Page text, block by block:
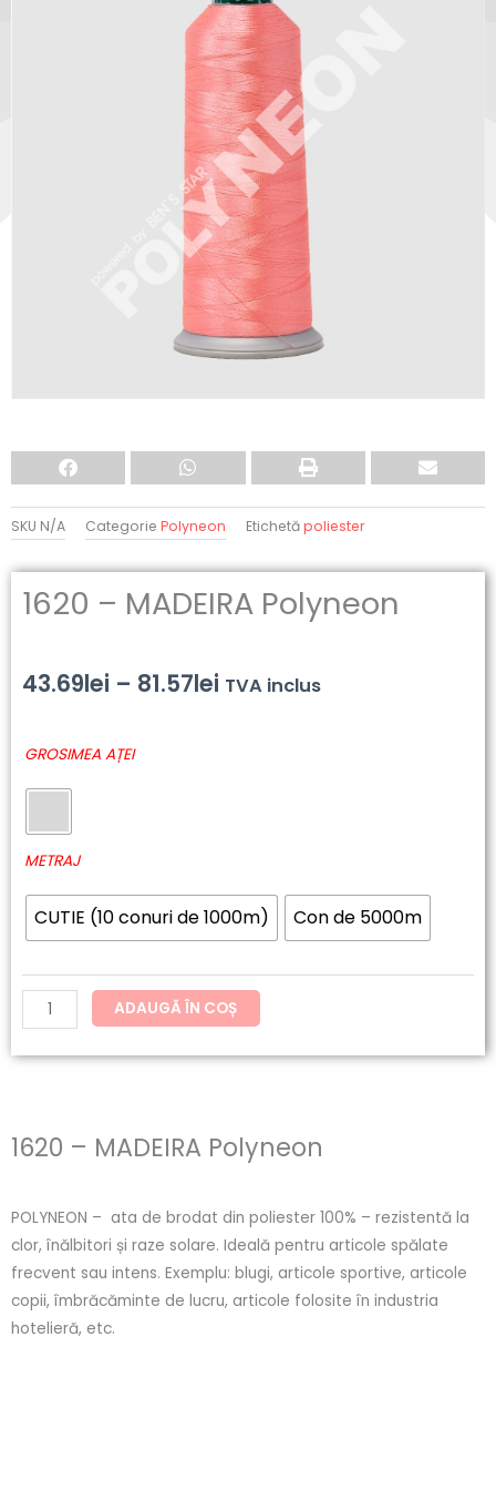
SKU N/A Categorie Polyneon Etichetăpoliester
1620 – MADEIRA Polyneon
43.69lei – 81.57lei Interval
la
81.57lei
TVA inclus
GROSIMEA AȚEI
METRAJ
CUTIE (10 conuri de 1000m) Con de 5000m
Cantitate
MADEIRA
Polyneon
ADAUGĂ ÎN COȘ
1620 – MADEIRA Polyneon
POLYNEON – ata de brodat din poliester 100% – rezistentă la
clor, înălbitori și raze solare. Ideală pentru articole spălate
frecvent sau intens. Exemplu: blugi, articole sportive, articole
copii, îmbrăcăminte de lucru, articole folosite în industria
hotelieră, etc.